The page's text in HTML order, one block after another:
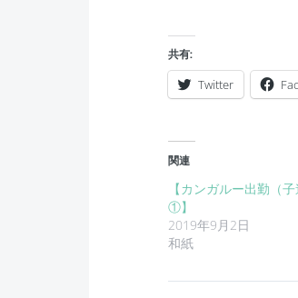
共有:
Twitter
関連
【カンガルー出勤（子
①】
2019年9月2日
和紙